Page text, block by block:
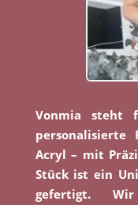
Vonmia steht
personalisierte
Acryl – mit
Stück ist ein
gefertigt.